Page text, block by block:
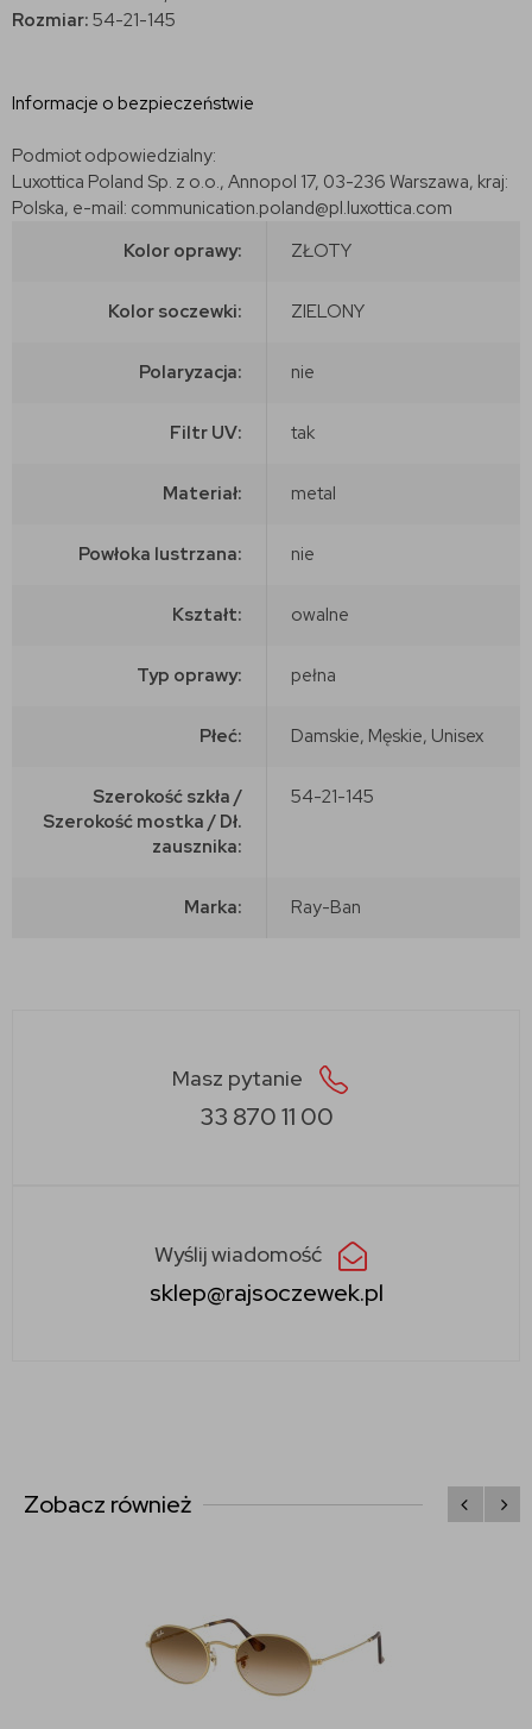
Rozmiar: 54-21-145
Informacje o bezpieczeństwie
Podmiot odpowiedzialny:
Luxottica Poland Sp. z o.o., Annopol 17, 03-236 Warszawa, kraj:
Polska, e-mail: communication.poland@pl.luxottica.com
Kolor oprawy:
ZŁOTY
Kolor soczewki: ZIELONY
Polaryzacja: nie
Filtr UV: tak
Materiał: metal
Powłoka lustrzana: nie
Kształt: owalne
Typ oprawy: pełna
Płeć: Damskie, Męskie, Unisex
Szerokość szkła /
Szerokość mostka / Dł.
zausznika:
54-21-145
Marka: Ray-Ban
Masz pytanie
33 870 11 00
Wyślij wiadomość
sklep@rajsoczewek.pl
Zobacz również